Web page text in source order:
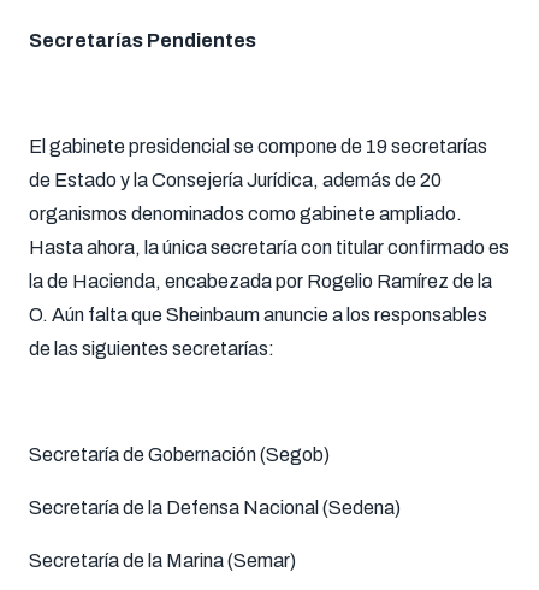
Secretarías Pendientes
El gabinete presidencial se compone de 19 secretarías
de Estado y la Consejería Jurídica, además de 20
organismos denominados como gabinete ampliado.
Hasta ahora, la única secretaría con titular confirmado es
la de Hacienda, encabezada por Rogelio Ramírez de la
O. Aún falta que Sheinbaum anuncie a los responsables
de las siguientes secretarías:
Secretaría de Gobernación (Segob)
Secretaría de la Defensa Nacional (Sedena)
Secretaría de la Marina (Semar)